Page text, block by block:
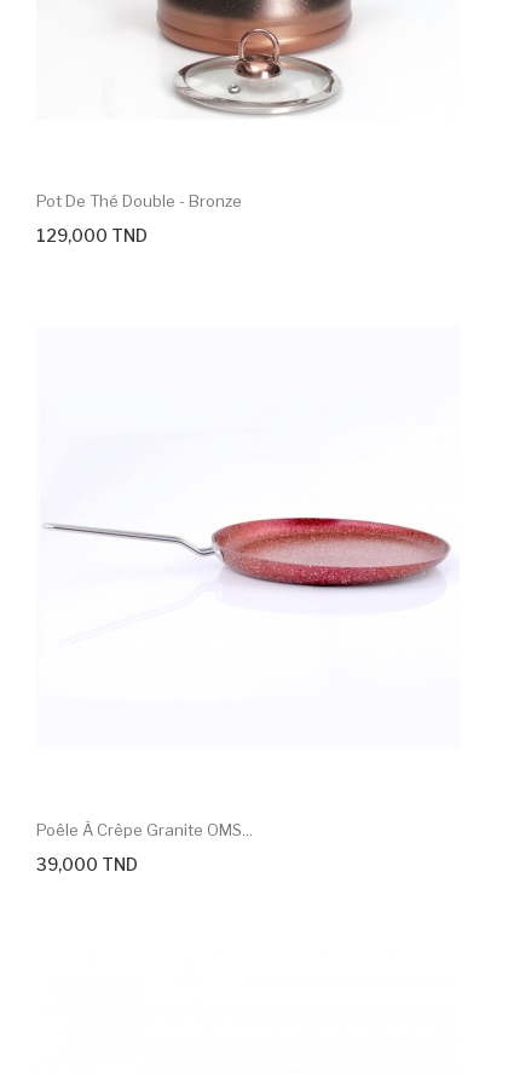
Pot De Thé Double - Bronze
129,000 TND
Poêle À Crêpe Granite OMS...
39,000 TND